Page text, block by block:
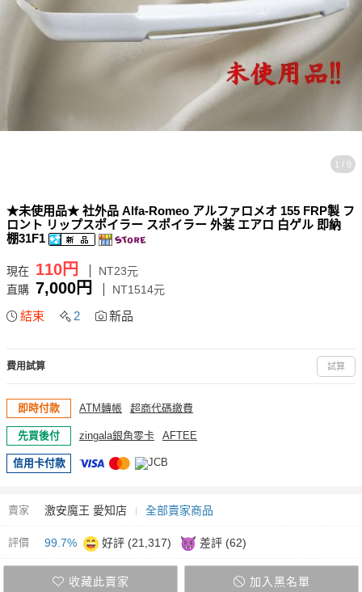
1 / 9
★未使用品★ 社外品 Alfa-Romeo アルファロメオ 155 FRP製 フ
ロント リップスポイラー スポイラー 外装 エアロ 白ゲル 即納
棚31F1
現在 110円
NT23元
直購 7,000円 NT1514元
結束 2 新品
費用試算 試算
即時付款 ATM轉帳 超商代碼繳費
先買後付 zingala銀角零卡 AFTEE
信用卡付款
賣家 激安魔王 愛知店 全部賣家商品
評價 99.7% 好評 (21,317) 差評 (62)
收藏此賣家 加入黑名單